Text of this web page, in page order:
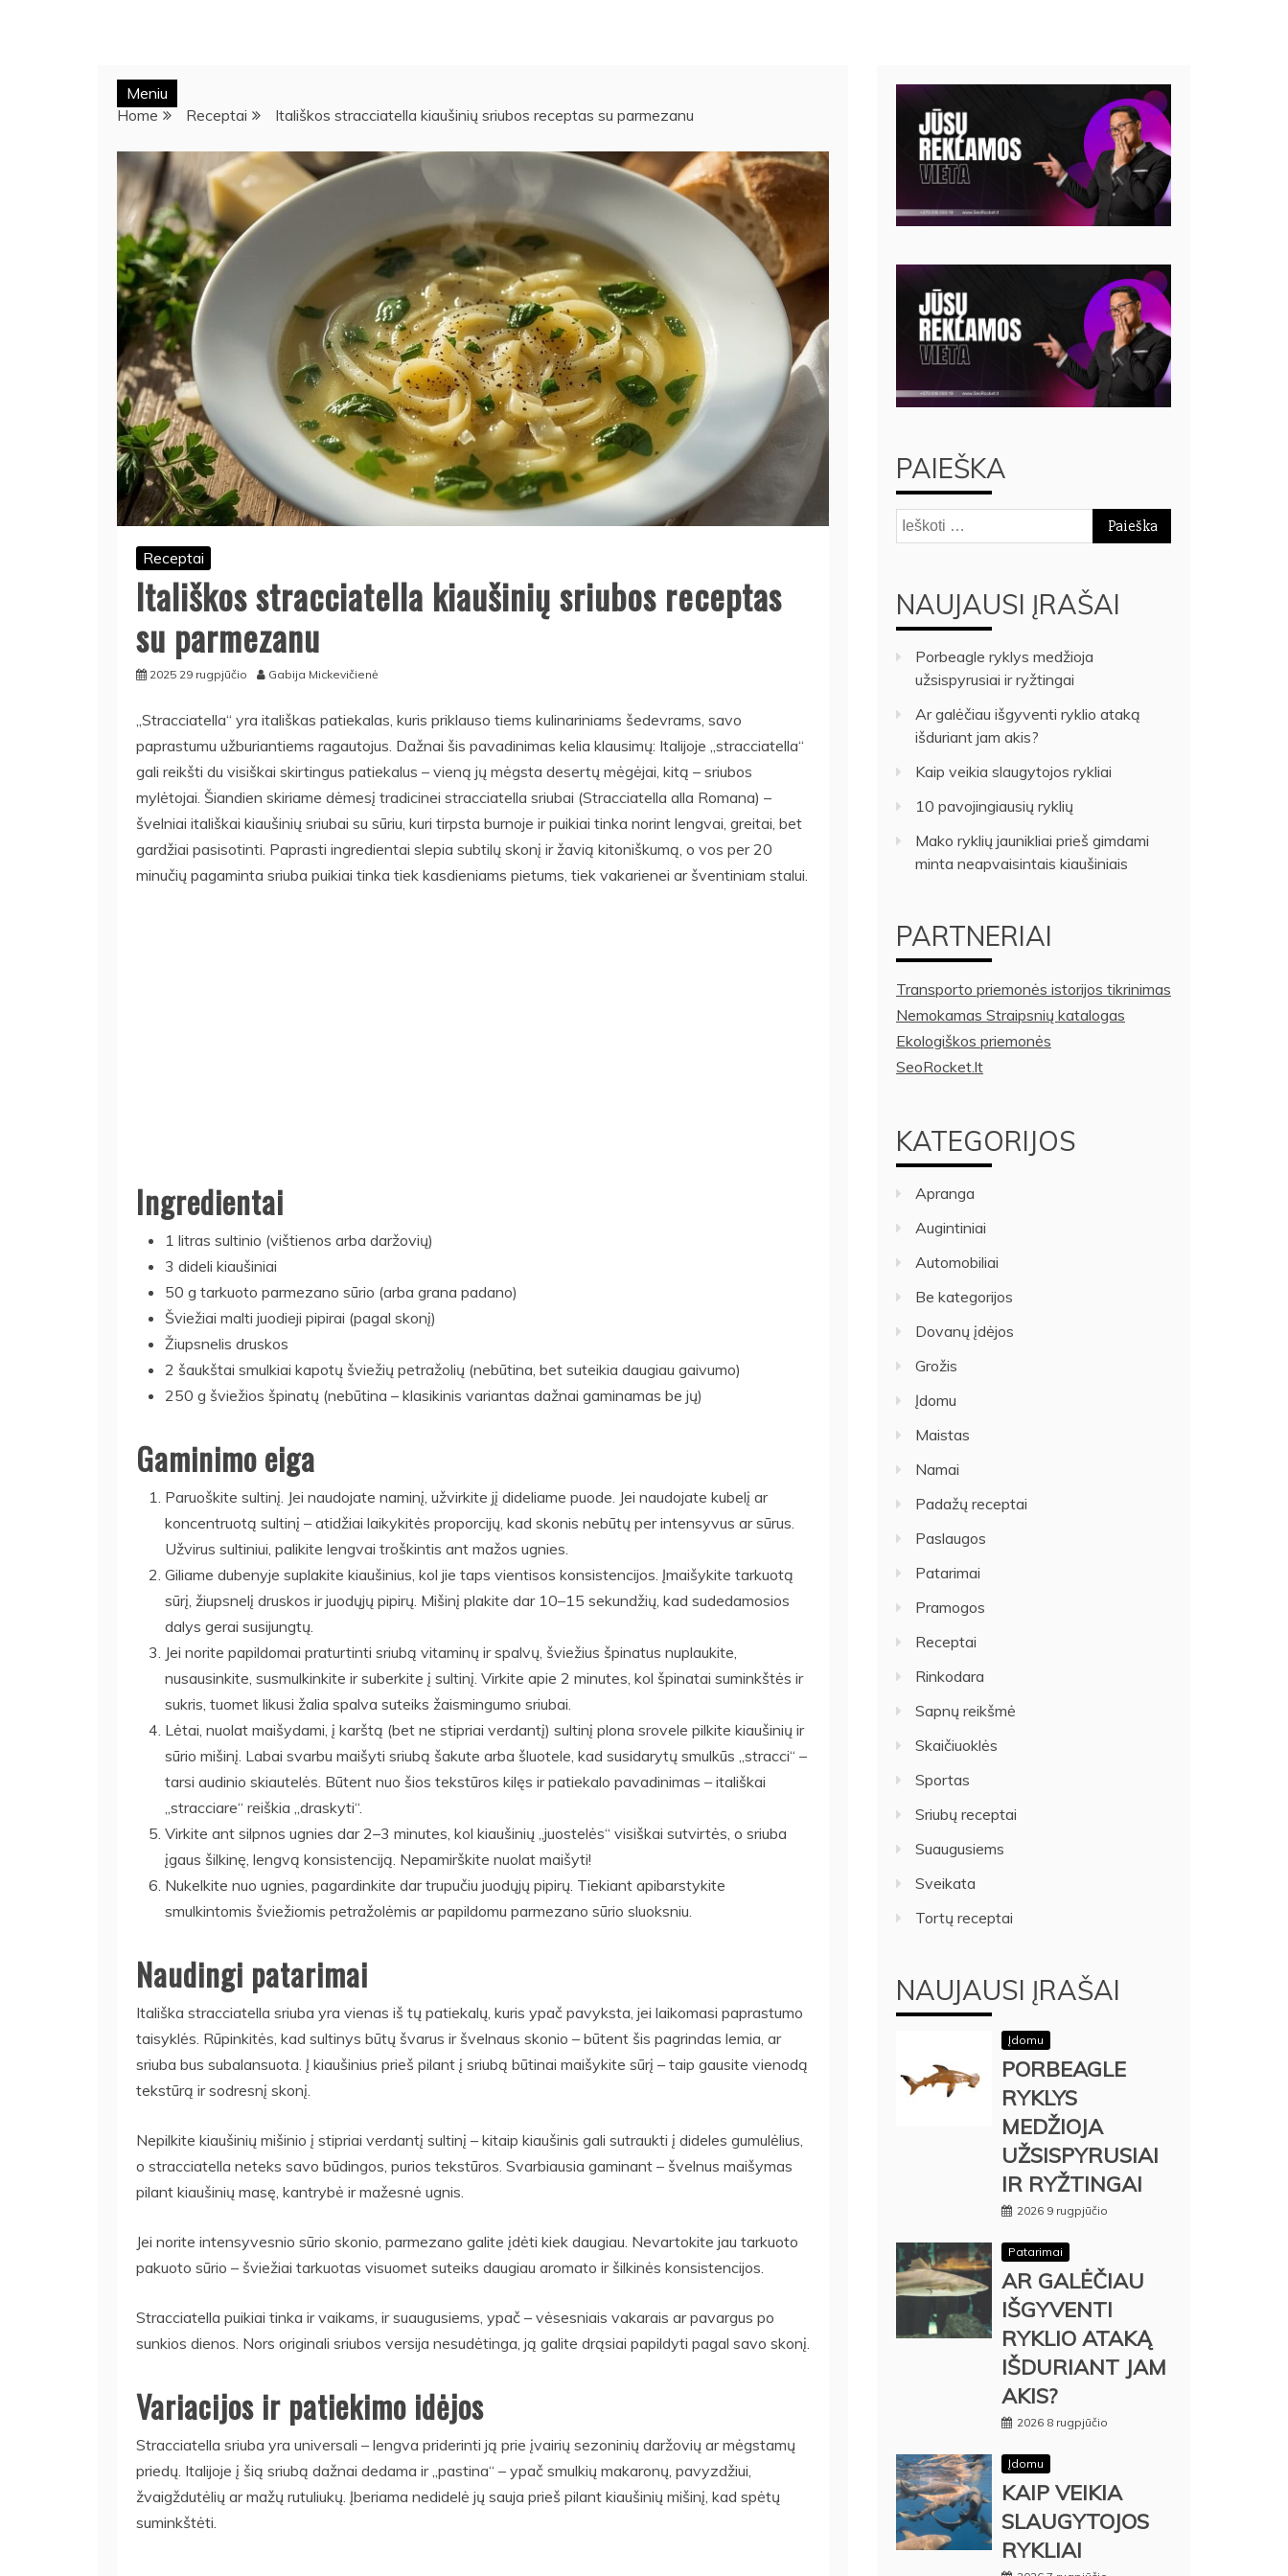
Meniu
Home
Receptai Itališkos stracciatella kiaušinių sriubos receptas su parmezanu
Receptai
Itališkos stracciatella kiaušinių sriubos receptas
su parmezanu
2025 29 rugpjūčio Gabija Mickevičienė
„Stracciatella“ yra itališkas patiekalas, kuris priklauso tiems kulinariniams šedevrams, savo
paprastumu užburiantiems ragautojus. Dažnai šis pavadinimas kelia klausimų: Italijoje „stracciatella“
gali reikšti du visiškai skirtingus patiekalus – vieną jų mėgsta desertų mėgėjai, kitą – sriubos
mylėtojai. Šiandien skiriame dėmesį tradicinei stracciatella sriubai (Stracciatella alla Romana) –
švelniai itališkai kiaušinių sriubai su sūriu, kuri tirpsta burnoje ir puikiai tinka norint lengvai, greitai, bet
gardžiai pasisotinti. Paprasti ingredientai slepia subtilų skonį ir žavią kitoniškumą, o vos per 20
minučių pagaminta sriuba puikiai tinka tiek kasdieniams pietums, tiek vakarienei ar šventiniam stalui.
Ingredientai
1 litras sultinio (vištienos arba daržovių)
3 dideli kiaušiniai
50 g tarkuoto parmezano sūrio (arba grana padano)
Šviežiai malti juodieji pipirai (pagal skonį)
Žiupsnelis druskos
2 šaukštai smulkiai kapotų šviežių petražolių (nebūtina, bet suteikia daugiau gaivumo)
250 g šviežios špinatų (nebūtina – klasikinis variantas dažnai gaminamas be jų)
Gaminimo eiga
Paruoškite sultinį. Jei naudojate naminį, užvirkite jį dideliame puode. Jei naudojate kubelį ar
koncentruotą sultinį – atidžiai laikykitės proporcijų, kad skonis nebūtų per intensyvus ar sūrus.
Užvirus sultiniui, palikite lengvai troškintis ant mažos ugnies.
Giliame dubenyje suplakite kiaušinius, kol jie taps vientisos konsistencijos. Įmaišykite tarkuotą
sūrį, žiupsnelį druskos ir juodųjų pipirų. Mišinį plakite dar 10–15 sekundžių, kad sudedamosios
dalys gerai susijungtų.
Jei norite papildomai praturtinti sriubą vitaminų ir spalvų, šviežius špinatus nuplaukite,
nusausinkite, susmulkinkite ir suberkite į sultinį. Virkite apie 2 minutes, kol špinatai suminkštės ir
sukris, tuomet likusi žalia spalva suteiks žaismingumo sriubai.
Lėtai, nuolat maišydami, į karštą (bet ne stipriai verdantį) sultinį plona srovele pilkite kiaušinių ir
sūrio mišinį. Labai svarbu maišyti sriubą šakute arba šluotele, kad susidarytų smulkūs „stracci“ –
tarsi audinio skiautelės. Būtent nuo šios tekstūros kilęs ir patiekalo pavadinimas – itališkai
„stracciare“ reiškia „draskyti“.
Virkite ant silpnos ugnies dar 2–3 minutes, kol kiaušinių „juostelės“ visiškai sutvirtės, o sriuba
įgaus šilkinę, lengvą konsistenciją. Nepamirškite nuolat maišyti!
Nukelkite nuo ugnies, pagardinkite dar trupučiu juodųjų pipirų. Tiekiant apibarstykite
smulkintomis šviežiomis petražolėmis ar papildomu parmezano sūrio sluoksniu.
Naudingi patarimai
Itališka stracciatella sriuba yra vienas iš tų patiekalų, kuris ypač pavyksta, jei laikomasi paprastumo
taisyklės. Rūpinkitės, kad sultinys būtų švarus ir švelnaus skonio – būtent šis pagrindas lemia, ar
sriuba bus subalansuota. Į kiaušinius prieš pilant į sriubą būtinai maišykite sūrį – taip gausite vienodą
tekstūrą ir sodresnį skonį.
Nepilkite kiaušinių mišinio į stipriai verdantį sultinį – kitaip kiaušinis gali sutraukti į dideles gumulėlius,
o stracciatella neteks savo būdingos, purios tekstūros. Svarbiausia gaminant – švelnus maišymas
pilant kiaušinių masę, kantrybė ir mažesnė ugnis.
Jei norite intensyvesnio sūrio skonio, parmezano galite įdėti kiek daugiau. Nevartokite jau tarkuoto
pakuoto sūrio – šviežiai tarkuotas visuomet suteiks daugiau aromato ir šilkinės konsistencijos.
Stracciatella puikiai tinka ir vaikams, ir suaugusiems, ypač – vėsesniais vakarais ar pavargus po
sunkios dienos. Nors originali sriubos versija nesudėtinga, ją galite drąsiai papildyti pagal savo skonį.
Variacijos ir patiekimo idėjos
Stracciatella sriuba yra universali – lengva priderinti ją prie įvairių sezoninių daržovių ar mėgstamų
priedų. Italijoje į šią sriubą dažnai dedama ir „pastina“ – ypač smulkių makaronų, pavyzdžiui,
žvaigždutėlių ar mažų rutuliukų. Įberiama nedidelė jų sauja prieš pilant kiaušinių mišinį, kad spėtų
suminkštėti.
PAIEŠKA
Ieškoti:
NAUJAUSI ĮRAŠAI
Porbeagle ryklys medžioja
užsispyrusiai ir ryžtingai
Ar galėčiau išgyventi ryklio ataką
išduriant jam akis?
Kaip veikia slaugytojos rykliai
10 pavojingiausių ryklių
Mako ryklių jaunikliai prieš gimdami
minta neapvaisintais kiaušiniais
PARTNERIAI
Transporto priemonės istorijos tikrinimas
Nemokamas Straipsnių katalogas
Ekologiškos priemonės
SeoRocket.lt
KATEGORIJOS
Apranga
Augintiniai
Automobiliai
Be kategorijos
Dovanų įdėjos
Grožis
Įdomu
Maistas
Namai
Padažų receptai
Paslaugos
Patarimai
Pramogos
Receptai
Rinkodara
Sapnų reikšmė
Skaičiuoklės
Sportas
Sriubų receptai
Suaugusiems
Sveikata
Tortų receptai
NAUJAUSI ĮRAŠAI
Įdomu
PORBEAGLE
RYKLYS
MEDŽIOJA
UŽSISPYRUSIAI
IR RYŽTINGAI
2026 9 rugpjūčio
Patarimai
AR GALĖČIAU
IŠGYVENTI
RYKLIO ATAKĄ
IŠDURIANT JAM
AKIS?
2026 8 rugpjūčio
Įdomu
KAIP VEIKIA
SLAUGYTOJOS
RYKLIAI